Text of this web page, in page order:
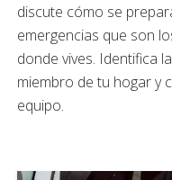
discute cómo se
emergencias que son
donde vives. Identifica
miembro de tu hogar y
equipo.